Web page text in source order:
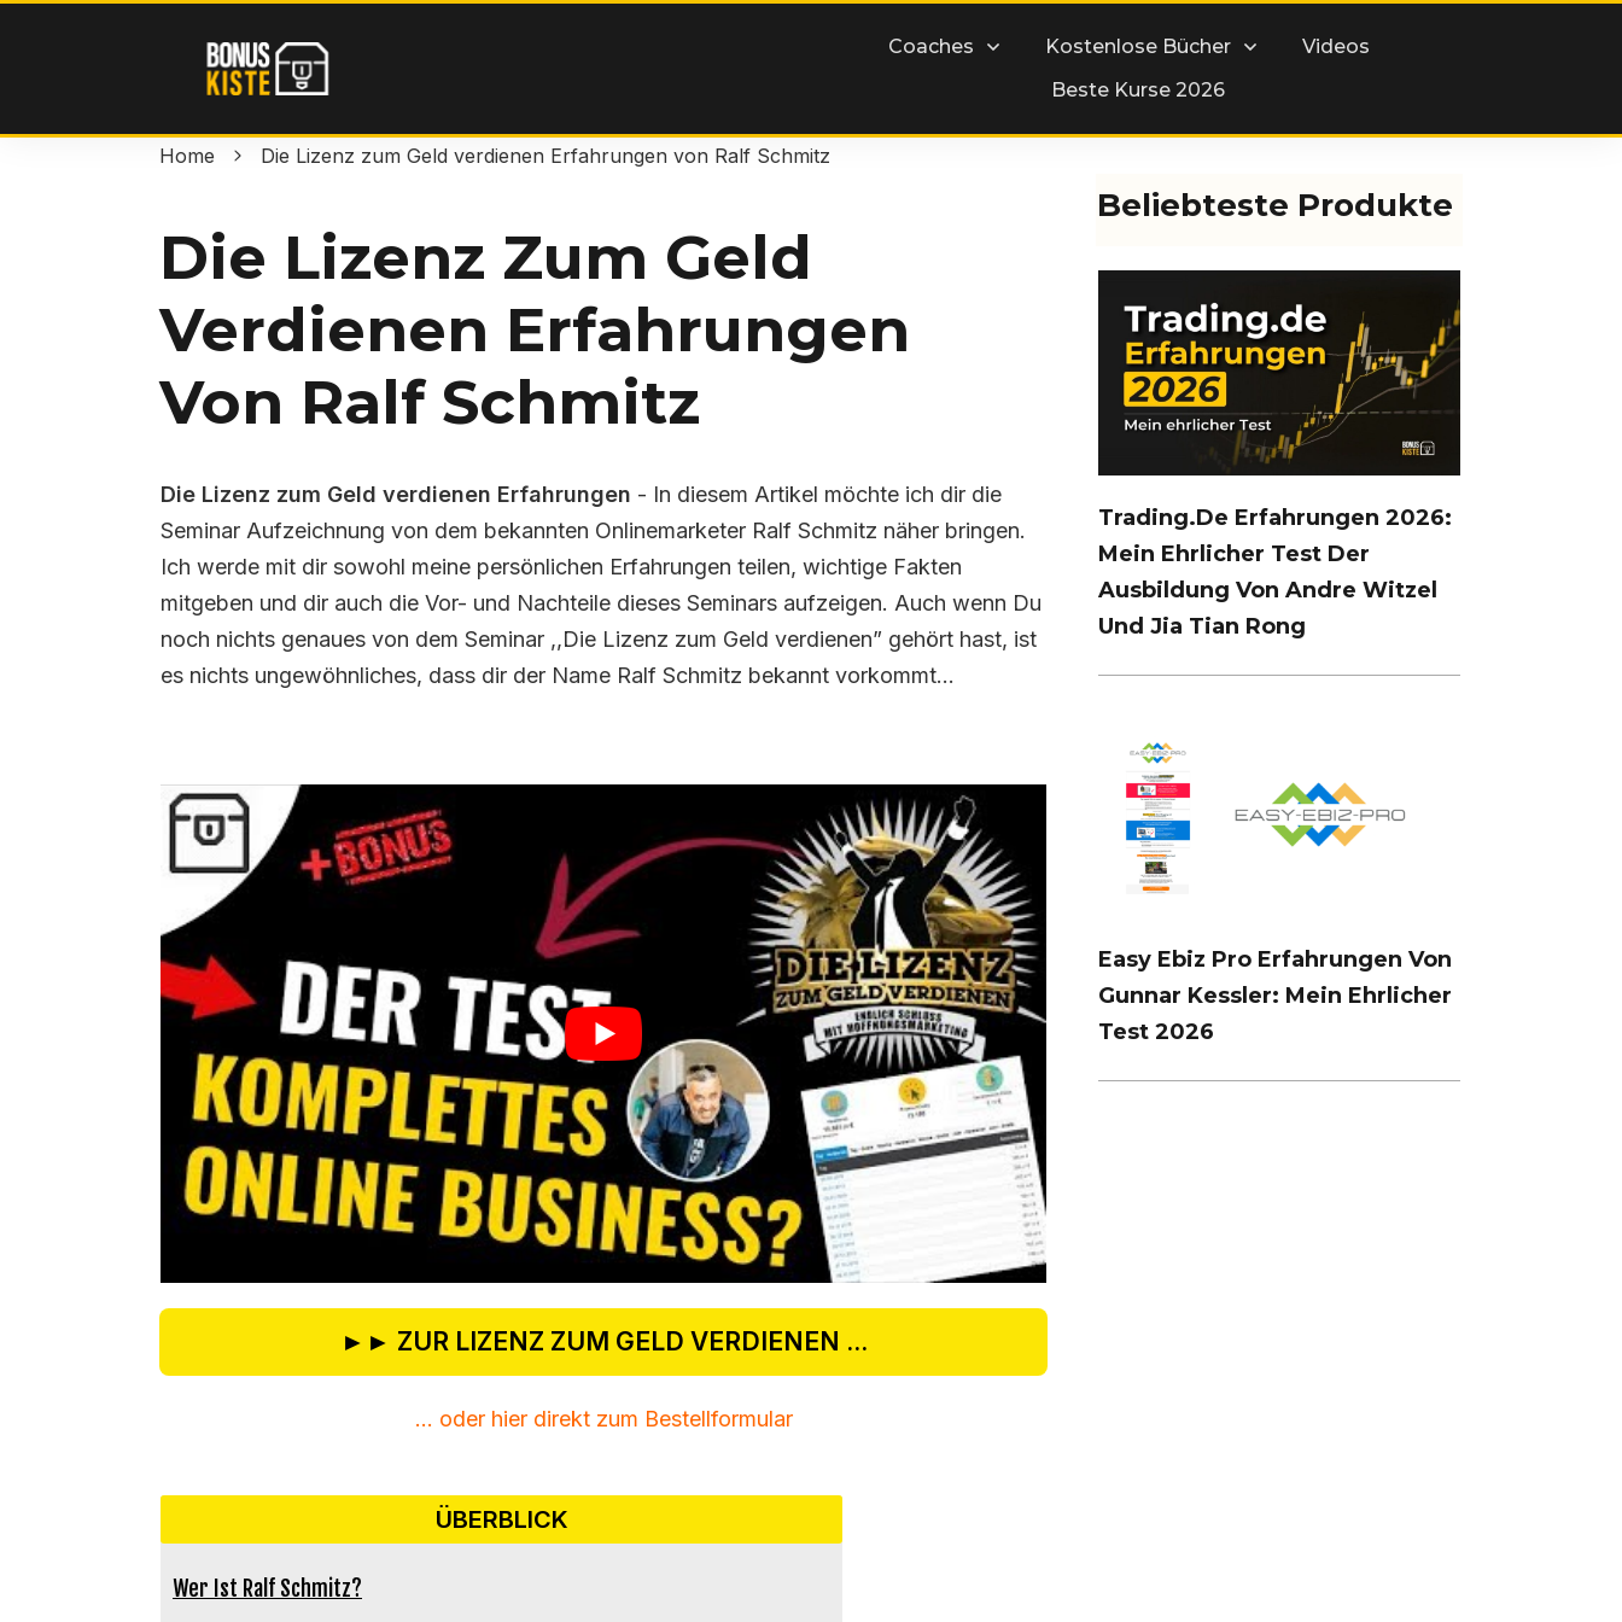
Coaches Kostenlose Bücher
Videos
Beste Kurse 2026
Home Die Lizenz zum Geld verdienen Erfahrungen von Ralf Schmitz
Die Lizenz Zum Geld
Verdienen Erfahrungen
Von Ralf Schmitz
Die Lizenz zum Geld verdienen Erfahrungen - In diesem Artikel möchte ich dir die
Seminar Aufzeichnung von dem bekannten Onlinemarketer Ralf Schmitz näher bringen.
Ich werde mit dir sowohl meine persönlichen Erfahrungen teilen, wichtige Fakten
mitgeben und dir auch die Vor- und Nachteile dieses Seminars aufzeigen. Auch wenn Du
noch nichts genaues von dem Seminar ,,Die Lizenz zum Geld verdienen” gehört hast, ist
es nichts ungewöhnliches, dass dir der Name Ralf Schmitz bekannt vorkommt...
►► ZUR LIZENZ ZUM GELD VERDIENEN ...
... oder hier direkt zum Bestellformular
ÜBERBLICK
Wer Ist Ralf Schmitz?
Beliebteste Produkte
Trading.de Erfahrungen 2026:
Mein Ehrlicher Test Der
Ausbildung Von Andre Witzel
Und Jia Tian Rong
Easy Ebiz Pro Erfahrungen Von
Gunnar Kessler: Mein Ehrlicher
Test 2026